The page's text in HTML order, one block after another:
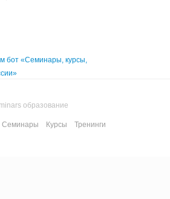
бот «Семинары, курсы,
образование
Семинары Курсы Тренинги